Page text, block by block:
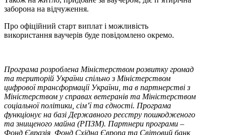
заборона на відчуження.
Про офіційний старт виплат і можливість
використання ваучерів буде повідомлено окремо.
Програма розроблена Міністерством розвитку громад
та територій України спільно з Міністерством
цифрової трансформації України, та в партнерстві з
Міністерством у справах ветеранів та Міністерством
соціальної політики, сім’ї та єдності. Програма
функціонує на базі Державного реєстру пошкодженого
та знищеного майна (РПЗМ). Партнери програми –
Фонд Євразія, Фонд Східна Європа та Світовий банк